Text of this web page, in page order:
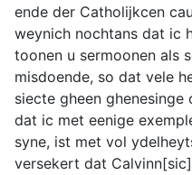
ende der Catholijkcen
weynich nochtans dat ic
toonen u sermoonen als
misdoende, so dat vele
siecte gheen ghenesinge
dat ic met eenige
syne, ist met vol
versekert dat